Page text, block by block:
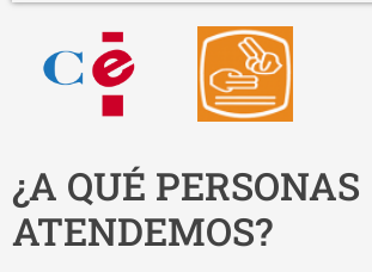
¿A QUÉ PERSONAS
ATENDEMOS?